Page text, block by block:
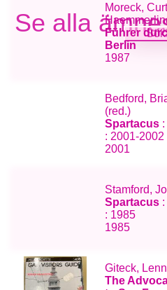
Se alla
Moreck,
Führer
Berlin
1987
Bedford,
(red.)
Spartacus
: 2001-2002
2001
Stamford,
Spartacus
: 1985
1985
Giteck,
The